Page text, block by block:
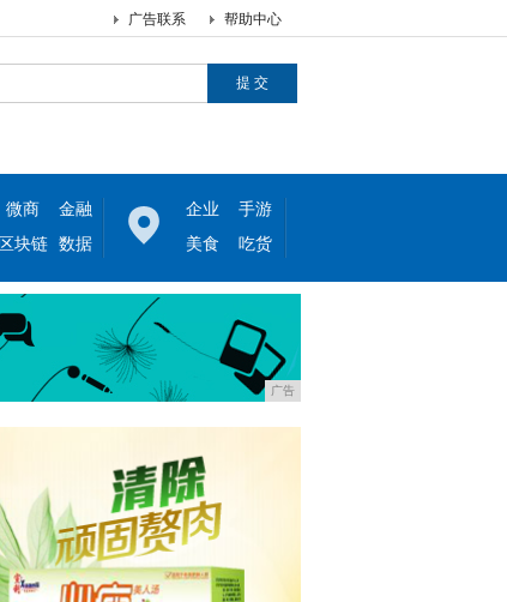
帮助中心
广告联系
微商
金融
区块链 数据
企业
手游
美食
吃货
广告